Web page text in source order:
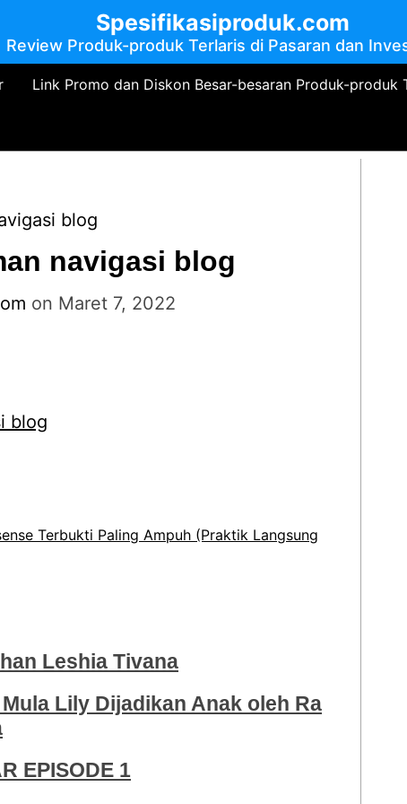
Spesifikasiproduk.com
Review Produk-produk Terlaris di Pasaran dan
Link Promo dan Diskon Besar-besaran Produk-produk
blog
navigasi blog
on Maret 7, 2022
Terbukti Paling Ampuh (Praktik Langsung
Leshia Tivana
Lily Dijadikan Anak oleh Ra
EPISODE 1